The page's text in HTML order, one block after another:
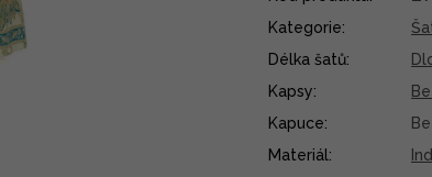
Kategorie:
Délka šatů:
Kapsy:
Kapuce:
Materiál: